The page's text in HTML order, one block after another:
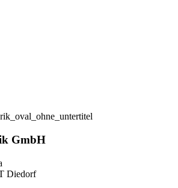
GmbH
Diedorf